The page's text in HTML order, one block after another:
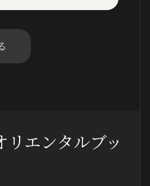
エンタルブッ